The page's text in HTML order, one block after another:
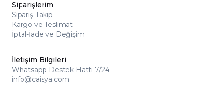
Siparişlerim
Sipariş Takip
Kargo ve Teslimat
İptal-İade ve Değişim
İletişim Bilgileri
Whatsapp Destek Hattı 7/24
info@caisya.com